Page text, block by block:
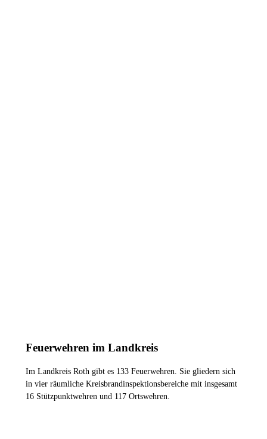
Feuerwehren im Landkreis
Im Landkreis Roth gibt es 133 Feuerwehren. Sie gliedern sich
in vier räumliche Kreisbrandinspektionsbereiche mit insgesamt
16 Stützpunktwehren und 117 Ortswehren.